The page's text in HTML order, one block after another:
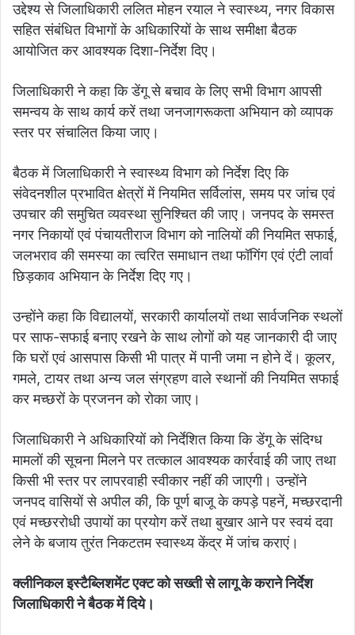
उद्देश्य से जिलाधिकारी ललित मोहन रयाल ने स्वास्थ्य, नगर विकास
सहित संबंधित विभागों के अधिकारियों के साथ समीक्षा बैठक
आयोजित कर आवश्यक दिशा-निर्देश दिए।
जिलाधिकारी ने कहा कि डेंगू से बचाव के लिए सभी विभाग आपसी
समन्वय के साथ कार्य करें तथा जनजागरूकता अभियान को व्यापक
स्तर पर संचालित किया जाए।
बैठक में जिलाधिकारी ने स्वास्थ्य विभाग को निर्देश दिए कि
संवेदनशील प्रभावित क्षेत्रों में नियमित सर्विलांस, समय पर जांच एवं
उपचार की समुचित व्यवस्था सुनिश्चित की जाए। जनपद के समस्त
नगर निकायों एवं पंचायतीराज विभाग को नालियों की नियमित सफाई,
जलभराव की समस्या का त्वरित समाधान तथा फॉगिंग एवं एंटी लार्वा
छिड़काव अभियान के निर्देश दिए गए।
उन्होंने कहा कि विद्यालयों, सरकारी कार्यालयों तथा सार्वजनिक स्थलों
पर साफ-सफाई बनाए रखने के साथ लोगों को यह जानकारी दी जाए
कि घरों एवं आसपास किसी भी पात्र में पानी जमा न होने दें। कूलर,
गमले, टायर तथा अन्य जल संग्रहण वाले स्थानों की नियमित सफाई
कर मच्छरों के प्रजनन को रोका जाए।
जिलाधिकारी ने अधिकारियों को निर्देशित किया कि डेंगू के संदिग्ध
मामलों की सूचना मिलने पर तत्काल आवश्यक कार्रवाई की जाए तथा
किसी भी स्तर पर लापरवाही स्वीकार नहीं की जाएगी। उन्होंने
जनपद वासियों से अपील की, कि पूर्ण बाजू के कपड़े पहनें, मच्छरदानी
एवं मच्छररोधी उपायों का प्रयोग करें तथा बुखार आने पर स्वयं दवा
लेने के बजाय तुरंत निकटतम स्वास्थ्य केंद्र में जांच कराएं।
क्लीनिकल इस्टैब्लिशमेंट एक्ट को सख्ती से लागू के कराने निर्देश
जिलाधिकारी ने बैठक में दिये।